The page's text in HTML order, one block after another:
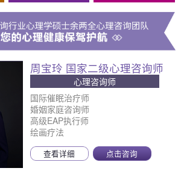
周宝玲 国家二级心理咨询师
心理咨询师
国际催眠治疗师
婚姻家庭咨询师
高级EAP执行师
绘画疗法
查看详细 点击咨询